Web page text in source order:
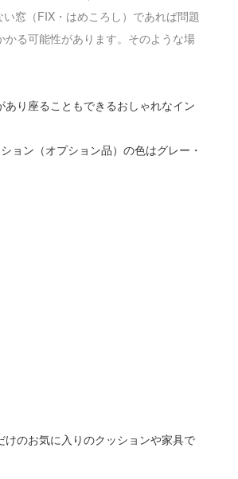
窓（FIX・はめころし）であれば問題
る可能性があります。そのような場
り座ることもできるおしゃれなイン
ョン（オプション品）の色はグレー・
のお気に入りのクッションや家具で